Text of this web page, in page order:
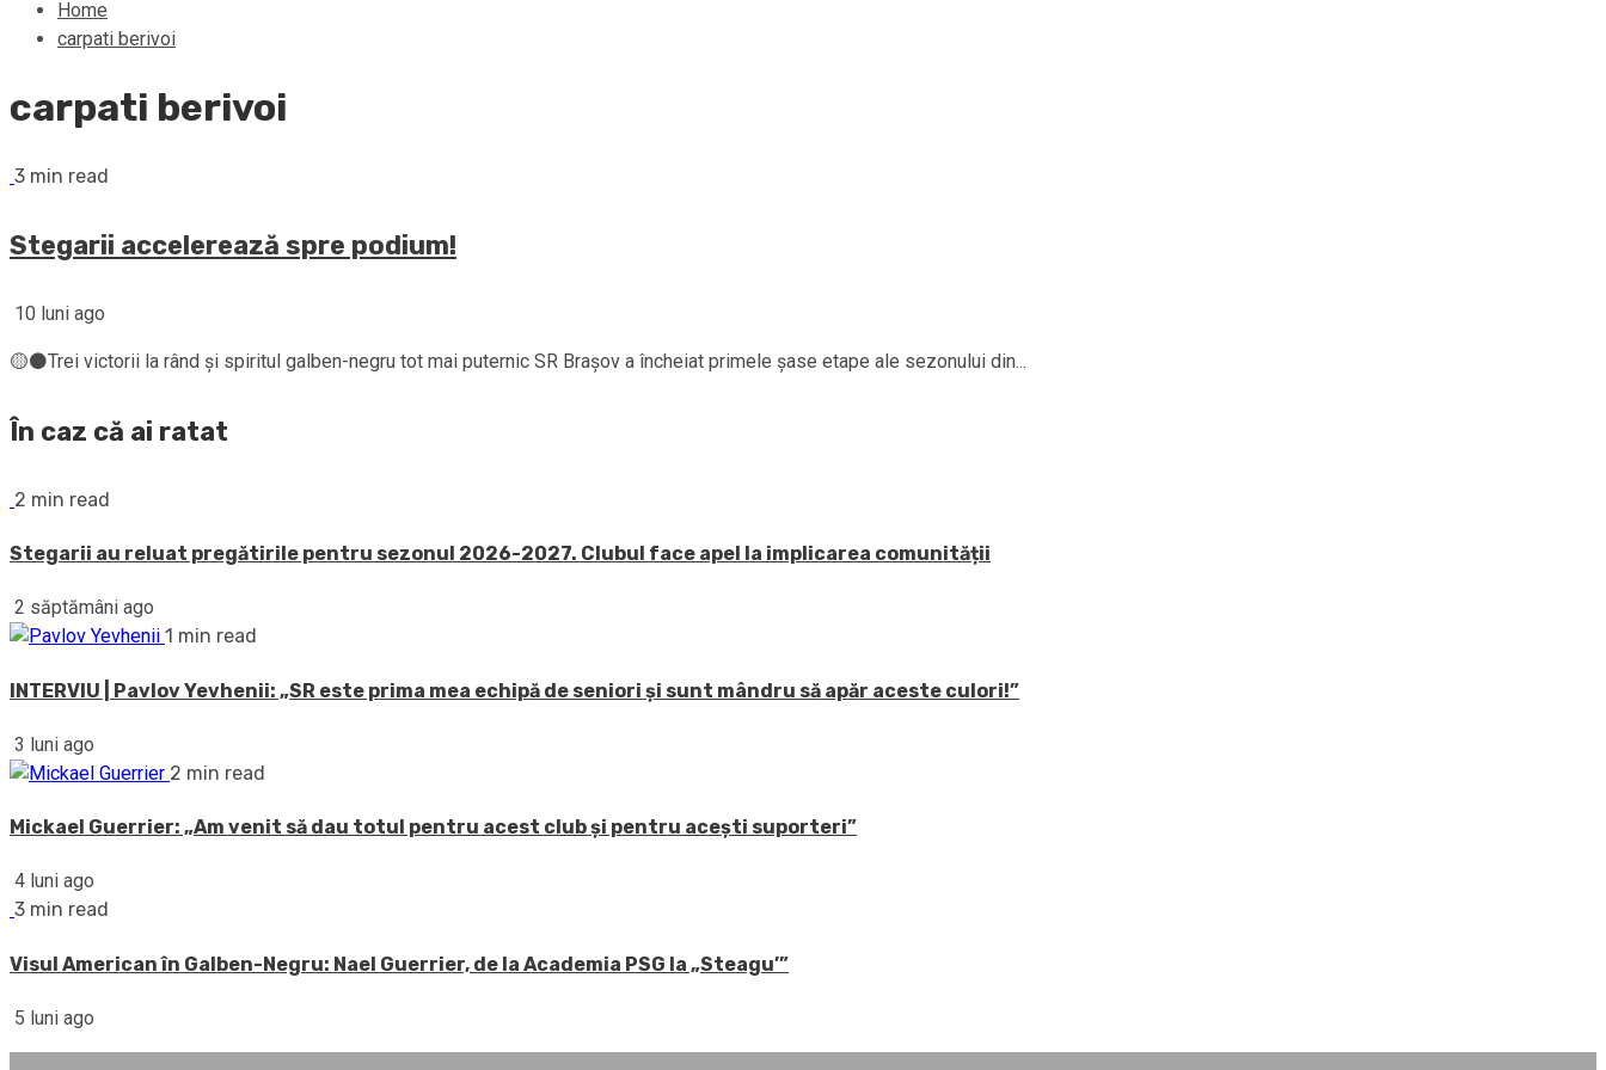
Home
carpati berivoi
carpati berivoi
3 min read
Stegarii accelerează spre podium!
10 luni ago
🟡⚫Trei victorii la rând și spiritul galben-negru tot mai puternic SR Brașov a încheiat primele șase etape ale sezonului din...
În caz că ai ratat
2 min read
Stegarii au reluat pregătirile pentru sezonul 2026-2027. Clubul face apel la implicarea comunității
2 săptămâni ago
1 min read
INTERVIU | Pavlov Yevhenii: „SR este prima mea echipă de seniori și sunt mândru să apăr aceste culori!”
3 luni ago
2 min read
Mickael Guerrier: „Am venit să dau totul pentru acest club și pentru acești suporteri”
4 luni ago
3 min read
Visul American în Galben-Negru: Nael Guerrier, de la Academia PSG la „Steagu’”
5 luni ago